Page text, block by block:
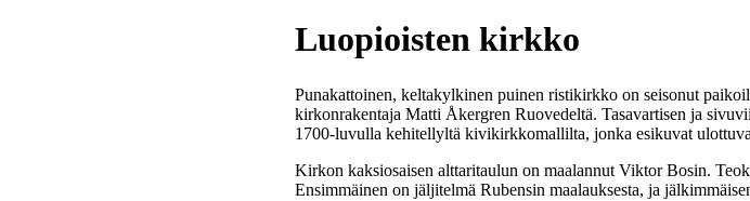
Luopioisten kirkko
Punakattoinen, keltakylkinen puinen ristikirkko on seisonut
kirkonrakentaja Matti Åkergren Ruovedeltä. Tasavartisen ja
1700-luvulla kehitellyltä kivikirkkomallilta, jonka esikuvat
Kirkon kaksiosaisen alttaritaulun on maalannut Viktor Bosin.
Ensimmäinen on jäljitelmä Rubensin maalauksesta, ja